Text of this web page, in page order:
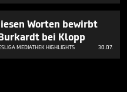
Worten bewirbt
bei Klopp
MEDIATHEK HIGHLIGHTS 30.07.